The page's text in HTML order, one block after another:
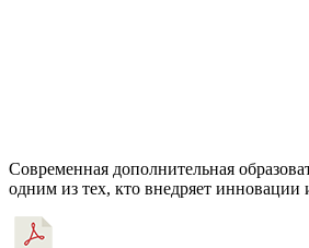
Современная дополнительная
одним из тех, кто внедряет инновации